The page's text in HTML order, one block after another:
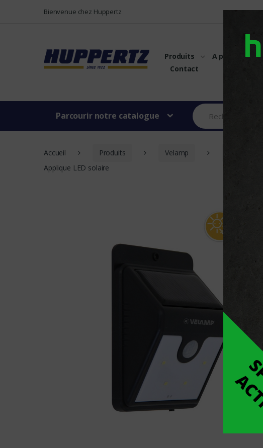
Bienvenue chez Huppertz
Produits A propos
Contact
Parcourir notre catalogue
Accueil Produits Velamp
Applique LED solaire